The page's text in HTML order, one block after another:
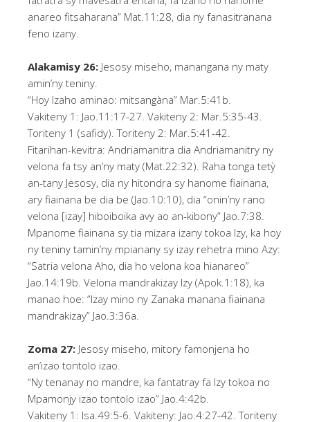
anareo fitsaharana” Mat.11:28, dia ny fanasitranana
feno izany.
Alakamisy 26: Jesosy miseho, manangana ny maty
amin’ny teniny.
“Hoy Izaho aminao: mitsangàna” Mar.5:41b.
Vakiteny 1: Jao.11:17-27. Vakiteny 2: Mar.5:35-43.
Toriteny 1 (safidy). Toriteny 2: Mar.5:41-42.
Fitarihan-kevitra: Andriamanitra dia Andriamanitry ny
velona fa tsy an’ny maty (Mat.22:32). Raha tonga tetỳ
an-tany Jesosy, dia ny hitondra sy hanome fiainana,
ary fiainana be dia be (Jao.10:10), dia “onin’ny rano
velona [izay] hiboiboika avy ao an-kibony” Jao.7:38.
Mpanome fiainana sy tia mizara izany tokoa Izy, ka hoy
ny teniny tamin’ny mpianany sy izay rehetra mino Azy:
“Satria velona Aho, dia ho velona koa hianareo”
Jao.14:19b. Velona mandrakizay Izy (Apok.1:18), ka
manao hoe: “Izay mino ny Zanaka manana fiainana
mandrakizay” Jao.3:36a.
Zoma 27: Jesosy miseho, mitory famonjena ho
an’izao tontolo izao.
“Ny tenanay no mandre, ka fantatray fa Izy tokoa no
Mpamonjy izao tontolo izao” Jao.4:42b.
Vakiteny 1: Isa.49:5-6. Vakiteny: Jao.4:27-42. Toriteny